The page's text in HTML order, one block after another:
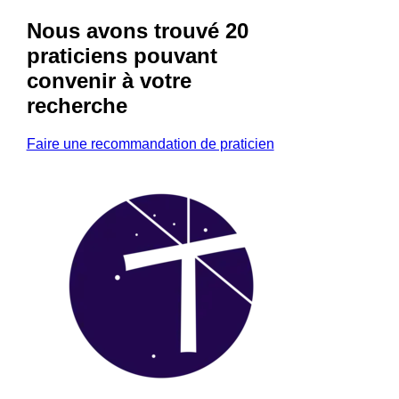
Nous avons trouvé 20
praticienspouvant
convenir à votre
recherche
Faire une recommandation de praticien